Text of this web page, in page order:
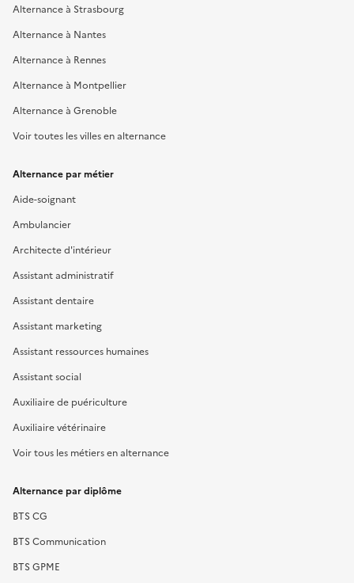
Alternance à Strasbourg
Alternance à Nantes
Alternance à Rennes
Alternance à Montpellier
Alternance à Grenoble
Voir toutes les villes en alternance
Alternance par métier
Aide-soignant
Ambulancier
Architecte d'intérieur
Assistant administratif
Assistant dentaire
Assistant marketing
Assistant ressources humaines
Assistant social
Auxiliaire de puériculture
Auxiliaire vétérinaire
Voir tous les métiers en alternance
Alternance par diplôme
BTS CG
BTS Communication
BTS GPME